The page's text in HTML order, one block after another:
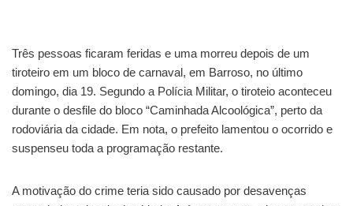
Três pessoas ficaram feridas e uma morreu depois de um
tiroteiro em um bloco de carnaval, em Barroso, no último
domingo, dia 19. Segundo a Polícia Militar, o tiroteio aconteceu
durante o desfile do bloco “Caminhada Alcoológica”, perto da
rodoviária da cidade. Em nota, o prefeito lamentou o ocorrido e
suspenseu toda a programação restante.
A motivação do crime teria sido causado por desavenças